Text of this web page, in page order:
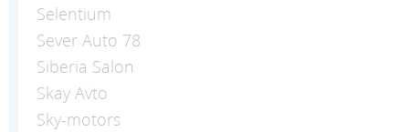
Selentium
Sever Auto 78
Siberia Salon
Skay Avto
Sky-motors